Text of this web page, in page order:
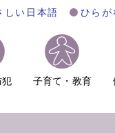
しい日本語 ひらが
犯 子育て・教育